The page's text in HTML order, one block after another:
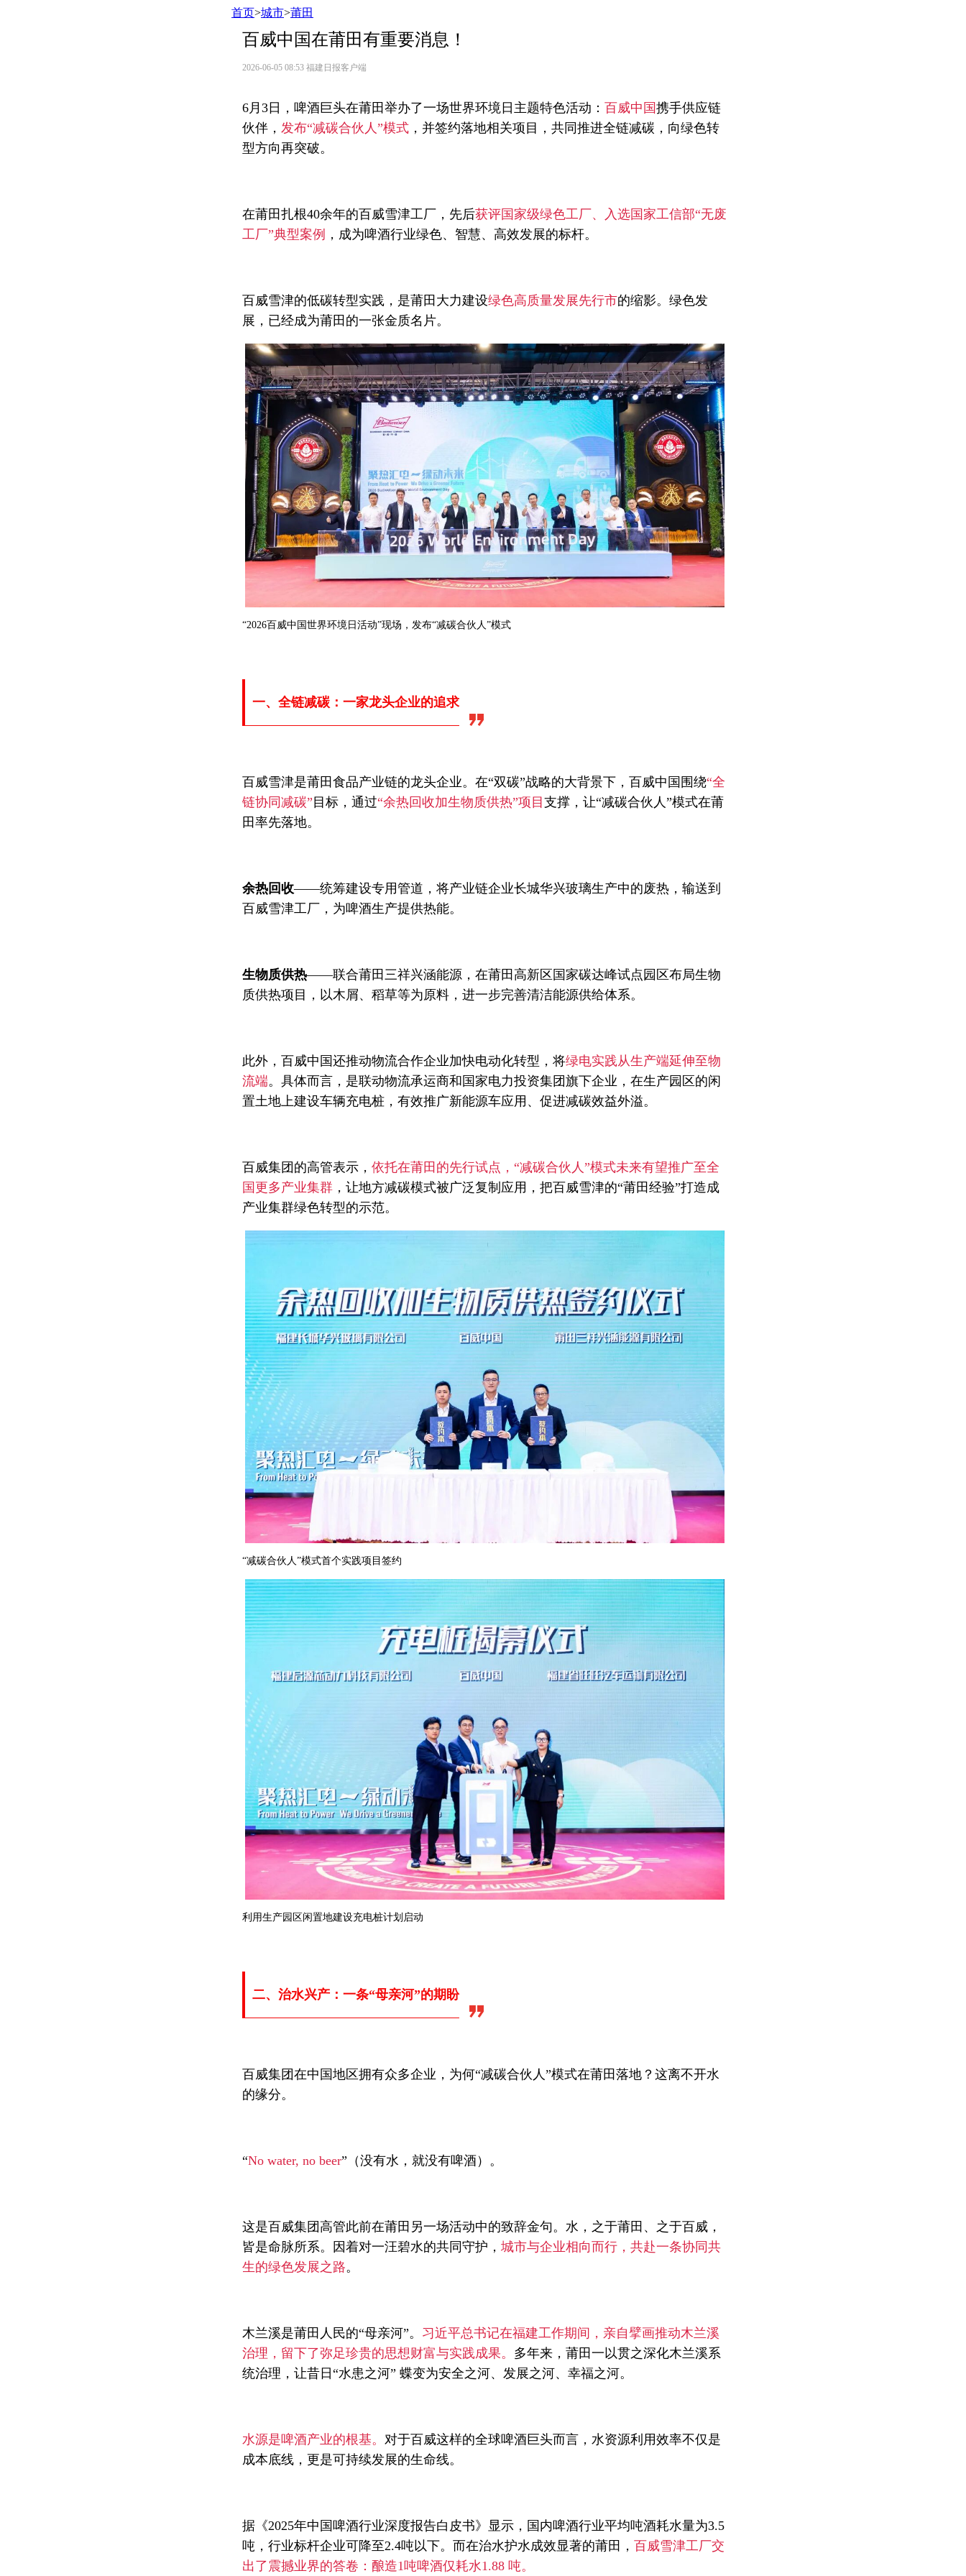
首页>城市>莆田
百威中国在莆田有重要消息！
2026-06-05 08:53 福建日报客户端
6月3日，啤酒巨头在莆田举办了一场世界环境日主题特色活动： 百威中国携手供应链
伙伴， 发布“减碳合伙人”模式 ，并签约落地相关项目，共同推进全链减碳，向绿色转
型方向再突破。
在莆田扎根40余年的百威雪津工厂，先后获评国家级绿色工厂、入选国家工信部“无废
工厂”典型案例 ，成为啤酒行业绿色、智慧、高效发展的标杆。
百威雪津的低碳转型实践，是莆田大力建设绿色高质量发展先行市的缩影。绿色发
展，已经成为莆田的一张金质名片。
“2026百威中国世界环境日活动”现场，发布“减碳合伙人”模式
一、全链减碳：一家龙头企业的追求
百威雪津是莆田食品产业链的龙头企业。在“双碳”战略的大背景下，百威中国围绕“全
链协同减碳”目标，通过“余热回收加生物质供热”项目支撑，让“减碳合伙人”模式在莆
田率先落地。
余热回收——统筹建设专用管道，将产业链企业长城华兴玻璃生产中的废热，输送到
百威雪津工厂，为啤酒生产提供热能。
生物质供热——联合莆田三祥兴涵能源，在莆田高新区国家碳达峰试点园区布局生物
质供热项目，以木屑、稻草等为原料，进一步完善清洁能源供给体系。
此外，百威中国还推动物流合作企业加快电动化转型，将绿电实践从生产端延伸至物
流端。具体而言，是联动物流承运商和国家电力投资集团旗下企业，在生产园区的闲
置土地上建设车辆充电桩，有效推广新能源车应用、促进减碳效益外溢。
百威集团的高管表示， 依托在莆田的先行试点，“减碳合伙人”模式未来有望推广至全
国更多产业集群 ，让地方减碳模式被广泛复制应用，把百威雪津的“莆田经验”打造成
产业集群绿色转型的示范。
“减碳合伙人”模式首个实践项目签约
利用生产园区闲置地建设充电桩计划启动
二、治水兴产：一条“母亲河”的期盼
百威集团在中国地区拥有众多企业，为何“减碳合伙人”模式在莆田落地？这离不开水
的缘分。
“No water, no beer”（没有水，就没有啤酒）。
这是百威集团高管此前在莆田另一场活动中的致辞金句。水，之于莆田、之于百威，
皆是命脉所系。因着对一汪碧水的共同守护， 城市与企业相向而行，共赴一条协同共
生的绿色发展之路。
木兰溪是莆田人民的“母亲河”。 习近平总书记在福建工作期间，亲自擘画推动木兰溪
治理，留下了弥足珍贵的思想财富与实践成果。 多年来，莆田一以贯之深化木兰溪系
统治理，让昔日“水患之河” 蝶变为安全之河、发展之河、幸福之河。
水源是啤酒产业的根基。 对于百威这样的全球啤酒巨头而言，水资源利用效率不仅是
成本底线，更是可持续发展的生命线。
据《2025年中国啤酒行业深度报告白皮书》显示，国内啤酒行业平均吨酒耗水量为3.5
吨，行业标杆企业可降至2.4吨以下。而在治水护水成效显著的莆田， 百威雪津工厂交
出了震撼业界的答卷：酿造1吨啤酒仅耗水1.88 吨。